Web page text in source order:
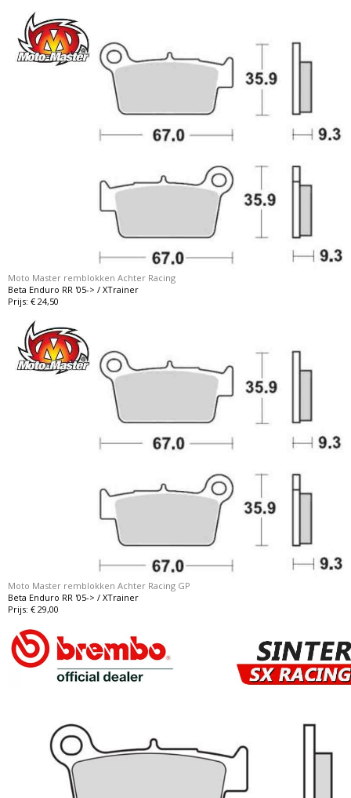
Moto Master remblokken Achter Racing
Beta Enduro RR '05-> / XTrainer
Prijs: € 24,50
Moto Master remblokken Achter Racing GP
Beta Enduro RR '05-> / XTrainer
Prijs: € 29,00